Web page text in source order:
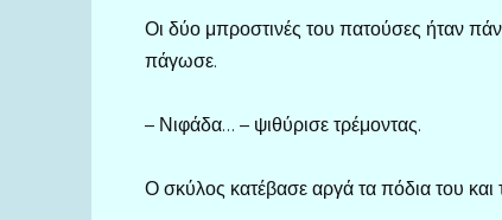
Οι δύο μπροστινές του πατούσες ήταν
πάγωσε.
– Νιφάδα… – ψιθύρισε τρέμοντας.
Ο σκύλος κατέβασε αργά τα πόδια του